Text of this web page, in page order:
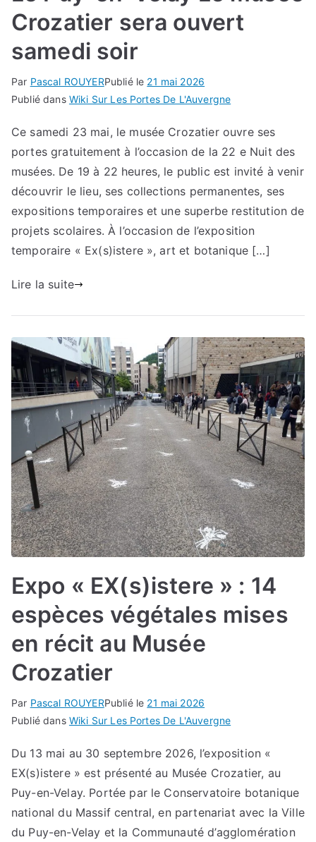
Crozatier sera ouvert
samedi soir
Par Pascal ROUYERPublié le 21 mai 2026
Publié dans Wiki Sur Les Portes De L'Auvergne
Ce samedi 23 mai, le musée Crozatier ouvre ses
portes gratuitement à l’occasion de la 22 e Nuit des
musées. De 19 à 22 heures, le public est invité à venir
découvrir le lieu, ses collections permanentes, ses
expositions temporaires et une superbe restitution de
projets scolaires. À l’occasion de l’exposition
temporaire « Ex(s)istere », art et botanique […]
Lire la suite
Expo « EX(s)istere » : 14
espèces végétales mises
en récit au Musée
Crozatier
Par Pascal ROUYERPublié le 21 mai 2026
Publié dans Wiki Sur Les Portes De L'Auvergne
Du 13 mai au 30 septembre 2026, l’exposition «
EX(s)istere » est présenté au Musée Crozatier, au
Puy-en-Velay. Portée par le Conservatoire botanique
national du Massif central, en partenariat avec la Ville
du Puy-en-Velay et la Communauté d’agglomération